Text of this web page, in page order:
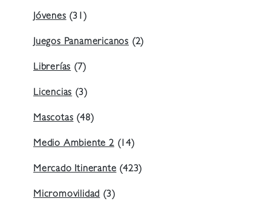
Jóvenes (31)
Juegos Panamericanos (2)
Librerías (7)
Licencias (3)
Mascotas (48)
Medio Ambiente 2(14)
Mercado Itinerante (423)
Micromovilidad (3)